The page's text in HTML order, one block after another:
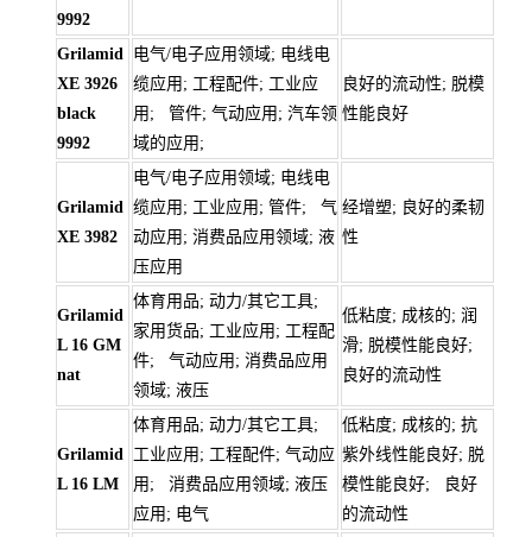
9992
Grilamid
XE 3926
black
9992
电气/电子应用领域; 电线电
缆应用; 工程配件; 工业应
用; 管件; 气动应用; 汽车领
域的应用;
良好的流动性; 脱模
性能良好
Grilamid
XE 3982
电气/电子应用领域; 电线电
缆应用; 工业应用; 管件; 气
动应用; 消费品应用领域; 液
压应用
经增塑; 良好的柔韧
性
Grilamid
L 16 GM
nat
体育用品; 动力/其它工具;
家用货品; 工业应用; 工程配
件; 气动应用; 消费品应用
领域; 液压
低粘度; 成核的; 润
滑; 脱模性能良好;
良好的流动性
Grilamid
L 16 LM
体育用品; 动力/其它工具;
工业应用; 工程配件; 气动应
用; 消费品应用领域; 液压
应用; 电气
低粘度; 成核的; 抗
紫外线性能良好; 脱
模性能良好; 良好
的流动性